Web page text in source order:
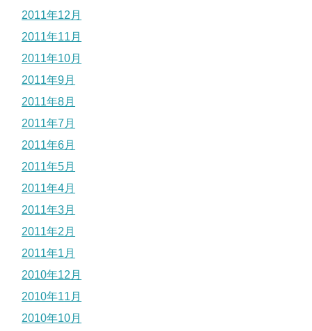
2011年12月
2011年11月
2011年10月
2011年9月
2011年8月
2011年7月
2011年6月
2011年5月
2011年4月
2011年3月
2011年2月
2011年1月
2010年12月
2010年11月
2010年10月